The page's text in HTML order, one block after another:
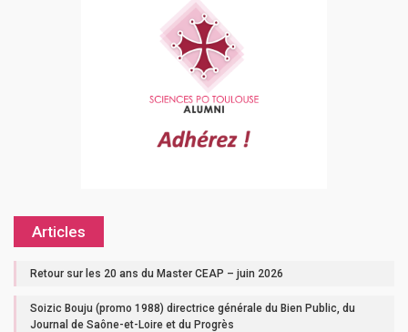
Articles
Retour sur les 20 ans du Master CEAP – juin 2026
Soizic Bouju (promo 1988) directrice générale du Bien Public, du
Journal de Saône-et-Loire et du Progrès